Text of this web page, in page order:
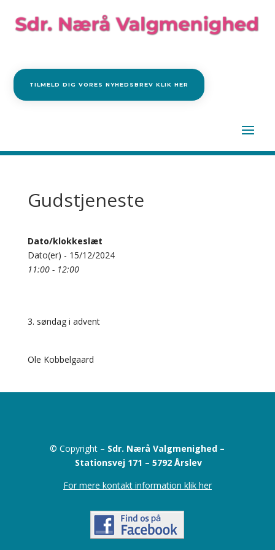
TILMELD DIG VORES NYHEDSBREV KLIK HER
Gudstjeneste
Dato/klokkeslæt
Dato(er) - 15/12/2024
11:00 - 12:00
3. søndag i advent
Ole Kobbelgaard
© Copyright – Sdr. Nærå Valgmenighed –
Stationsvej 171 –5792 Årslev
For mere kontakt information klik her